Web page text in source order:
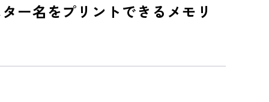
ー名をプリントできるメモリ